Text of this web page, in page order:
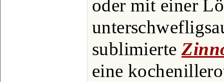
oder mit einer
sublimierte
eine